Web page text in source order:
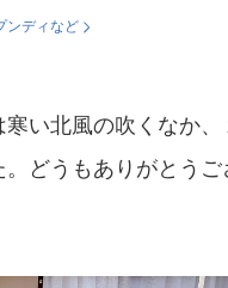
ンディなど
い北風の吹くなか
どうもありがとうご